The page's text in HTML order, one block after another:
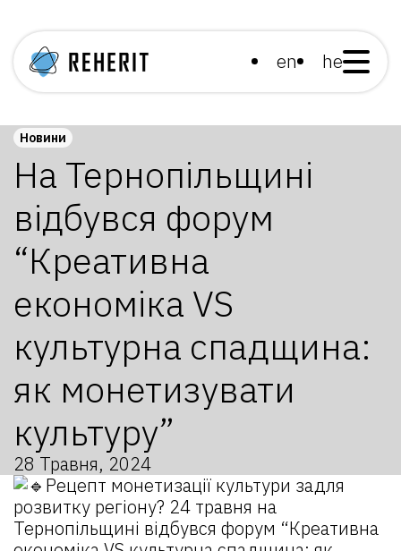
en he
Новини
На Тернопільщині
відбувся форум
“Креативна
економіка VS
культурна спадщина:
як монетизувати
культуру”
28 Травня, 2024
Рецепт монетизації культури задля
розвитку регіону? 24 травня на
Тернопільщині відбувся форум “Креативна